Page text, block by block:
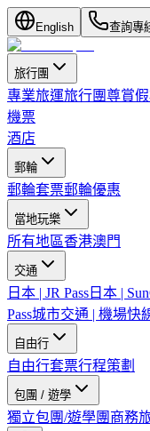
English 查詢專
旅行團
專業旅運旅行團尊賞
機票
酒店
郵輪
郵輪套票郵輪優惠
當地玩樂
所有地區香港澳門
交通
日本 | JR Pass 日本 |
Pass城市交通 | 機場快
自由行
自由行套票行程策劃
包團 / 遊學
獨立包團/遊學團 商務